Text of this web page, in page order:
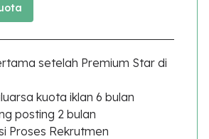
setelah Premium Star di
kuota iklan 6 bulan
posting 2 bulan
Proses Rekrutmen